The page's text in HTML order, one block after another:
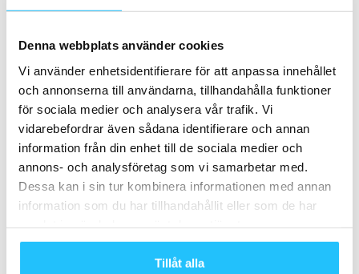
Denna webbplats använder cookies
Vi använder enhetsidentifierare för att anpassa innehållet
och annonserna till användarna, tillhandahålla funktioner
för sociala medier och analysera vår trafik. Vi
vidarebefordrar även sådana identifierare och annan
information från din enhet till de sociala medier och
annons- och analysföretag som vi samarbetar med.
Dessa kan i sin tur kombinera informationen med annan
information som du har tillhandahållit eller som de har
Tillåt alla
TAGGAR Douglas Roos hybridträning
Lifelab
Ulrik Helms
nyinviger efter totalrenovering